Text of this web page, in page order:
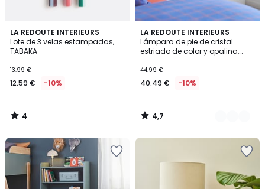
LA REDOUTE INTERIEURS
Lote de 3 velas estampadas,
TABAKA
13.99 €
12.59 € -10%
4
/
5
4
/
LA REDOUTE INTERIEURS
Lámpara de pie de cristal
estriado de color y opalina,
44.99 €
40.49 € -10%
4,7
/ 5
3
Colores
4,7
/